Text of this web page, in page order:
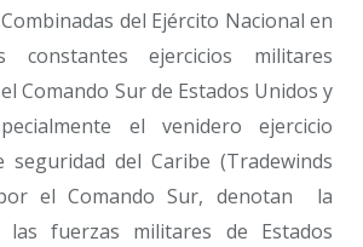
del Ejército Nacional en
constantes ejercicios militares
Comando Sur de Estados Unidos y
el venidero ejercicio
seguridad del Caribe (Tradewinds
el Comando Sur, denotan la
las fuerzas militares de Estados